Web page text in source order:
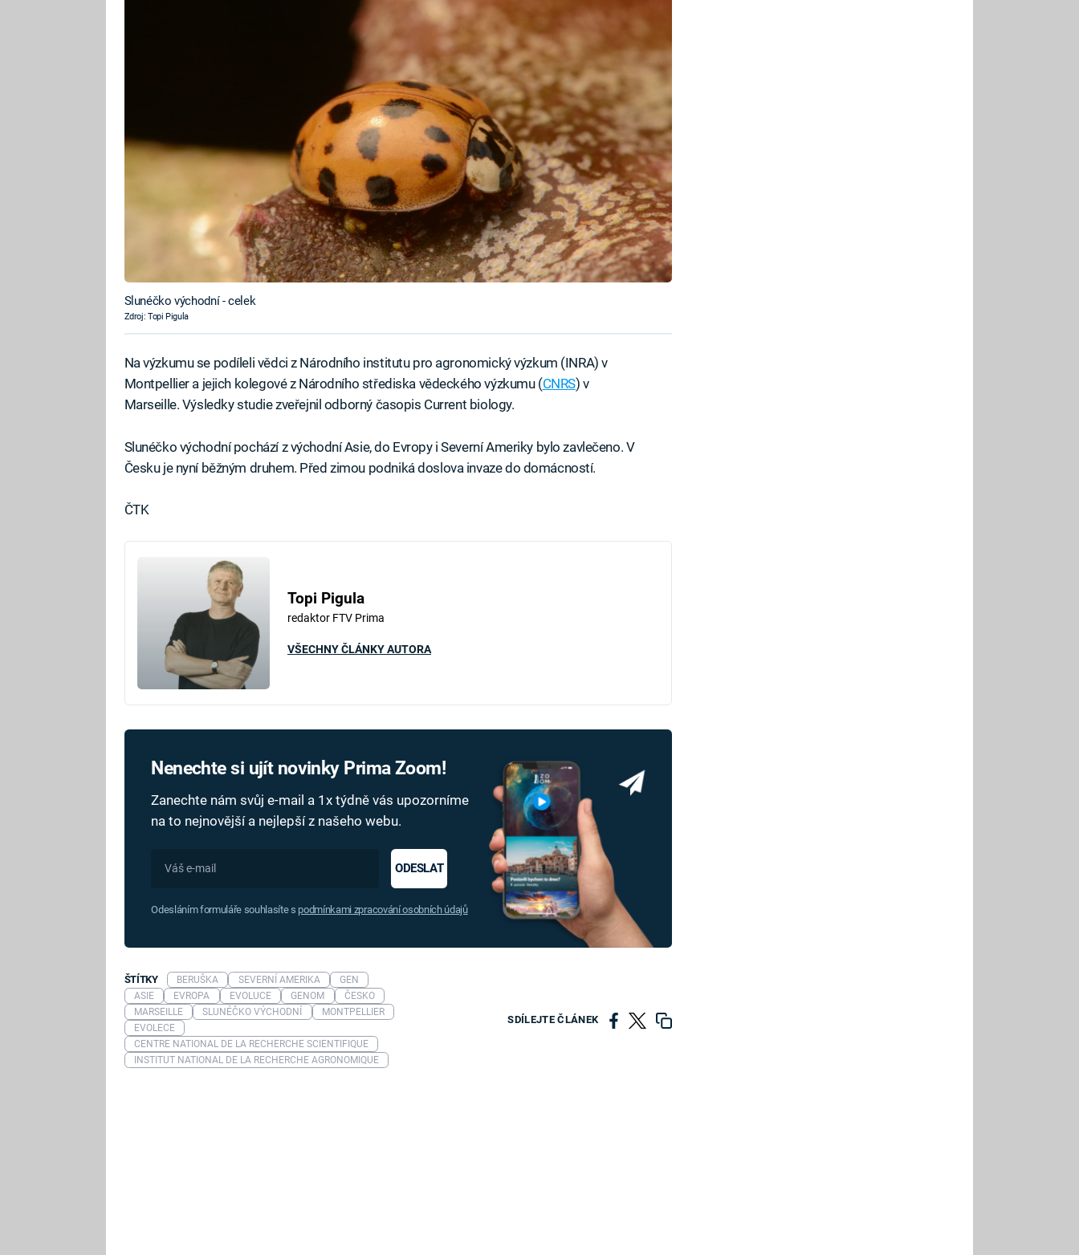
Slunéčko východní - celek
Zdroj: Topi Pigula
Na výzkumu se podíleli vědci z Národního institutu pro agronomický výzkum (INRA) v
Montpellier a jejich kolegové z Národního střediska vědeckého výzkumu (CNRS) v
Marseille. Výsledky studie zveřejnil odborný časopis Current biology.
Slunéčko východní pochází z východní Asie, do Evropy i Severní Ameriky bylo zavlečeno. V
Česku je nyní běžným druhem. Před zimou podniká doslova invaze do domácností.
ČTK
Topi Pigula
redaktor FTV Prima
VŠECHNY ČLÁNKY AUTORA
Nenechte si ujít novinky Prima Zoom!
Zanechte nám svůj e-mail a 1x týdně vás upozorníme
na to nejnovější a nejlepší z našeho webu.
ODESLAT
Odesláním formuláře souhlasíte s podmínkami zpracování osobních údajů
SDÍLEJTE ČLÁNEK
ŠTÍTKY BERUŠKA SEVERNÍ AMERIKA
GEN
ASIE
EVROPA EVOLUCE GENOM
ČESKO
MARSEILLE
SLUNÉČKO VÝCHODNÍ
MONTPELLIER
EVOLECE
CENTRE NATIONAL DE LA RECHERCHE SCIENTIFIQUE
INSTITUT NATIONAL DE LA RECHERCHE AGRONOMIQUE